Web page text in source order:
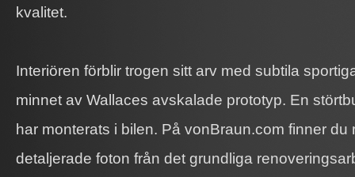
kvalitet.
Interiören förblir trogen sitt arv med subtila
minnet av Wallaces avskalade prototyp. En
har monterats i bilen. På vonBraun.com finner du
detaljerade foton från det grundliga